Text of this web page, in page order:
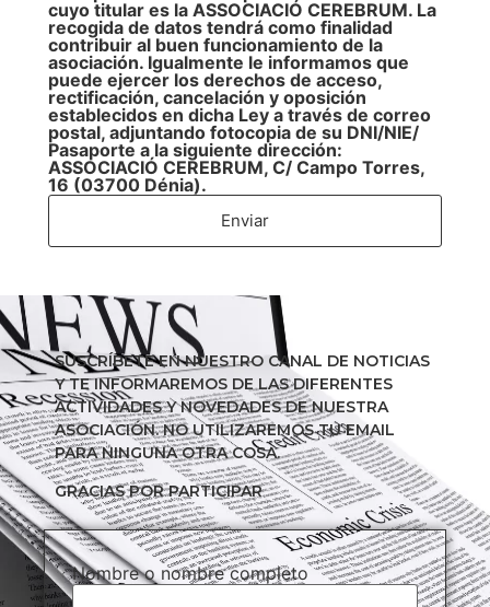
cuyo titular es la ASSOCIACIÓ CEREBRUM. La
recogida de datos tendrá como finalidad
contribuir al buen funcionamiento de la
asociación. Igualmente le informamos que
puede ejercer los derechos de acceso,
rectificación, cancelación y oposición
establecidos en dicha Ley a través de correo
postal, adjuntando fotocopia de su DNI/NIE/
Pasaporte a la siguiente dirección:
ASSOCIACIÓ CEREBRUM, C/ Campo Torres,
16 (03700 Dénia).
Enviar
SUSCRÍBETE EN NUESTRO CANAL DE NOTICIAS
Y TE INFORMAREMOS DE LAS DIFERENTES
ACTIVIDADES Y NOVEDADES DE NUESTRA
ASOCIACIÓN. NO UTILIZAREMOS TU EMAIL
PARA NINGUNA OTRA COSA.
GRACIAS POR PARTICIPAR
Nombre o nombre completo